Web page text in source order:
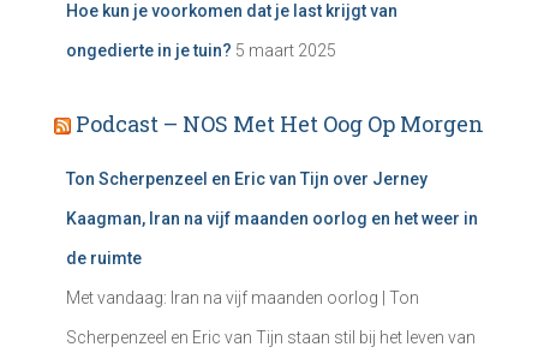
Hoe kun je voorkomen dat je last krijgt van
ongedierte in je tuin? 5 maart 2025
Podcast – NOS Met Het Oog Op Morgen
Ton Scherpenzeel en Eric van Tijn over Jerney
Kaagman, Iran na vijf maanden oorlog en het weer in
de ruimte
Met vandaag: Iran na vijf maanden oorlog | Ton
Scherpenzeel en Eric van Tijn staan stil bij het leven van